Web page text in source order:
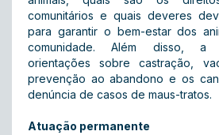
comunitários e quais deveres
para garantir o bem-estar dos
comunidade. Além disso, a
orientações sobre castração,
prevenção ao abandono e os
denúncia de casos de maus-tratos.
Atuação permanente